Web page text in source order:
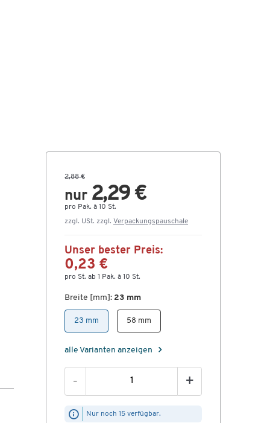
2,88 €
nur 2,29 €
pro Pak. à 10 St.
zzgl. USt. zzgl. Verpackungspauschale
Unser bester Preis:
0,23 €
pro St. ab 1 Pak. à 10 St.
Breite [mm]: 23 mm
23 mm 58 mm
alle Varianten anzeigen
- +
Nur noch 15 verfügbar.